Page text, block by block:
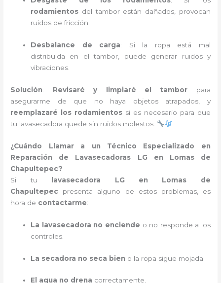
rodamientos del tambor están dañados, provocan
ruidos de fricción.
Desbalance de carga: Si la ropa está mal
distribuida en el tambor, puede generar ruidos y
vibraciones.
Solución: Revisaré y limpiaré el tambor para
asegurarme de que no haya objetos atrapados, y
reemplazaré los rodamientos si es necesario para que
tu lavasecadora quede sin ruidos molestos.
¿Cuándo Llamar a un Técnico Especializado en
Reparación de Lavasecadoras LG en Lomas de
Chapultepec?
Si tu
lavasecadora LG en Lomas de
Chapultepec presenta alguno de estos problemas, es
hora de contactarme:
La lavasecadora no enciende o no responde a los
controles.
La secadora no seca bien o la ropa sigue mojada.
El agua no drena correctamente.